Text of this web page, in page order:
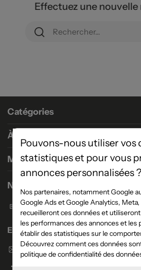
Effectuez une
Catégories
À propos
Magasins
Nous contacter
Formulaire de contact
Enseigne Atlas Home
Envoyer un email
Pouvons-nous utiliser vos
statistiques et pour vous
annonces personnalisées ?
Nos partenaires, notamment Google
Google Ads et Google Analytics,
recueilleront ces données et
les performances des annonces et les
établir des statistiques sur le
Découvrez comment ces données
politique de confidentialité des